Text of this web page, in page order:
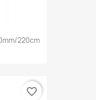
220cm
favorite_border